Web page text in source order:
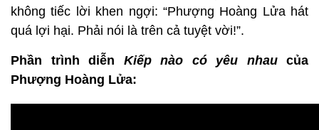
không tiếc lời khen ngợi: “Phượng Hoàng Lửa hát
quá lợi hại. Phải nói là trên cả tuyệt vời!”.
Phần trình diễn Kiếp nào có yêu nhaucủa
Phượng Hoàng Lửa: